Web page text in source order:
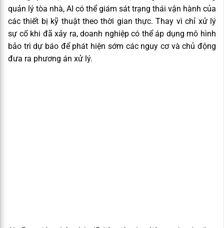
quản lý tòa nhà, AI có thể giám sát trạng thái vận hành của
các thiết bị kỹ thuật theo thời gian thực. Thay vì chỉ xử lý
sự cố khi đã xảy ra, doanh nghiệp có thể áp dụng mô hình
bảo trì dự báo để phát hiện sớm các nguy cơ và chủ động
đưa ra phương án xử lý.